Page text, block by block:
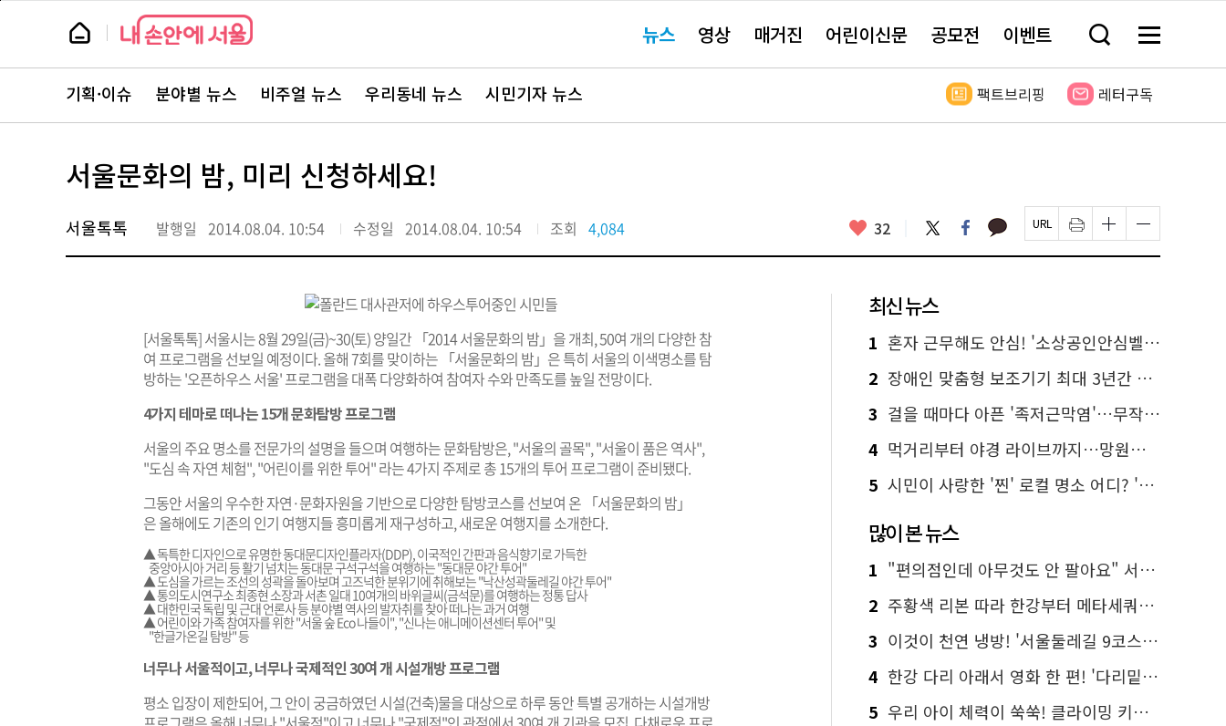
본
뉴
스 요뉴스 영상 매거진 어린이신문 공모전 이벤트 검
창
기
메
전
보
뉴
스
주
서
바
로
기획·이슈 분야별 뉴스 비주얼 뉴스 우리동네 뉴스 시민기자 뉴스 팩트브리핑 레터구독
서울문화의 밤, 미리 신청하세요!
서울톡톡 발행일 2014.08.04. 10:54 수정일 2014.08.04. 10:54 조회 4,084 좋
요
32 트
위
터
페
이
스
카
카 페
이
지
인
쇄
하
글
자
크
하
기
글
자
크
하
기
[서울톡톡] 서울시는 8월 29일(금)~30(토) 양일간 「2014 서울문화의 밤」을 개최, 50여 개의 다양한 참
여 프로그램을 선보일 예정이다. 올해 7회를 맞이하는 「서울문화의 밤」은 특히 서울의 이색명소를 탐
방하는 '오픈하우스 서울' 프로그램을 대폭 다양화하여 참여자 수와 만족도를 높일 전망이다.
4가지 테마로 떠나는 15개 문화탐방 프로그램
서울의 주요 명소를 전문가의 설명을 들으며 여행하는 문화탐방은, "서울의 골목", "서울이 품은 역사",
"도심 속 자연 체험", "어린이를 위한 투어" 라는 4가지 주제로 총 15개의 투어 프로그램이 준비됐다.
그동안 서울의 우수한 자연·문화자원을 기반으로 다양한 탐방코스를 선보여 온 「서울문화의 밤」
은 올해에도 기존의 인기 여행지들 흥미롭게 재구성하고, 새로운 여행지를 소개한다.
▲ 독특한 디자인으로 유명한 동대문디자인플라자(DDP), 이국적인 간판과 음식향기로 가득한
중앙아시아 거리 등 활기 넘치는 동대문 구석구석을 여행하는 "동대문 야간 투어"
▲ 도심을 가르는 조선의 성곽을 돌아보며 고즈넉한 분위기에 취해보는 "낙산성곽둘레길 야간 투어"
▲ 통의도시연구소 최종현 소장과 서촌 일대 10여개의 바위글씨(금석문)를 여행하는 정통 답사
▲ 대한민국 독립 및 근대 언론사 등 분야별 역사의 발자취를 찾아 떠나는 과거 여행
▲ 어린이와 가족 참여자를 위한 "서울 숲 Eco 나들이", "신나는 애니메이션센터 투어" 및
"한글가온길 탐방" 등
너무나 서울적이고, 너무나 국제적인 30여 개 시설개방 프로그램
평소 입장이 제한되어, 그 안이 궁금하였던 시설(건축)물을 대상으로 하루 동안 특별 공개하는 시설개방
최신 뉴스
1 혼자 근무해도 안심! '소상공인안심벨' 신청하세요
2 장애인 맞춤형 보조기기 최대 3년간 무상 대여…삶의 질 높인다
3 걸을 때마다 아픈 '족저근막염'…무작정 참지 말고 '이것' 해보세요!
4 먹거리부터 야경 라이브까지…망원한강공원 알짜 코스
5 시민이 사랑한 '찐' 로컬 명소 어디? '서울에디션25' 추천 코스
많이 본 뉴스
1 "편의점인데 아무것도 안 팔아요" 서울에서 가장 특별한 편의점의 정체
2 주황색 리본 따라 한강부터 메타세쿼이아 숲길까지…서울둘레길 15코스
3 이것이 천연 냉방! '서울둘레길 9코스'로 숲속 피서 떠나볼까
4 한강 다리 아래서 영화 한 편! '다리밑 영화관' 무료 상영
5 우리 아이 체력이 쑥쑥! 클라이밍 키즈카페·어린이 체력장
페